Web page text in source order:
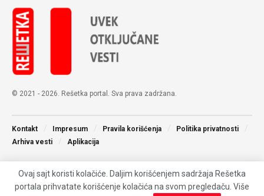
© 2021 - 2026. Rešetka portal. Sva prava zadržana.
Kontakt Impresum Pravila korišćenja
Politika privatnosti
Arhiva vesti
Aplikacija
Ovaj sajt koristi kolačiće. Daljim korišćenjem sadržaja Rešetka
portala prihvatate korišćenje kolačića na svom pregledaču. Više